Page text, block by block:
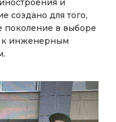
и
создано для того,
поколение в выборе
к инженерным